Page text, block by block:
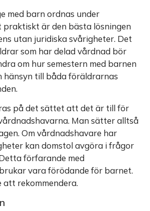
med barn ordnas under
praktiskt är den bästa lösningen
utan juridiska svårigheter. Det
som har delad vårdnad bör
om hur semestern med barnen
hänsyn till båda föräldrarnas
på det sättet att det är till för
Man sätter alltså
Om vårdnadshavare har
kan domstol avgöra i frågor
förfarande med
vara förödande för barnet.
att rekommendera.